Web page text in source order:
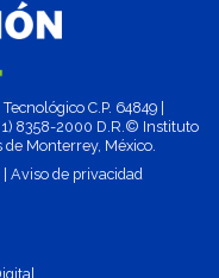
C.P. 64849 |
8358-2000 D.R.© Instituto
Monterrey, México.
Aviso de privacidad